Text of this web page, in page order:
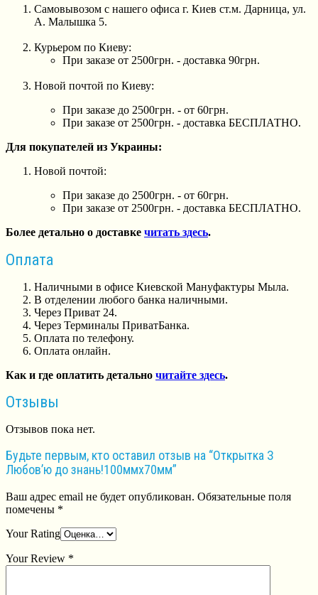
Самовывозом с нашего офиса г. Киев ст.м. Дарница, ул.
А. Малышка 5.
Курьером по Киеву:
При заказе от 2500грн. - доставка 90грн.
Новой почтой по Киеву:
При заказе до 2500грн. - от 60грн.
При заказе от 2500грн. - доставка БЕСПЛАТНО.
Для покупателей из Украины:
Новой почтой:
При заказе до 2500грн. - от 60грн.
При заказе от 2500грн. - доставка БЕСПЛАТНО.
Более детально о доставке читать здесь.
Оплата
Наличными в офисе Киевской Мануфактуры Мыла.
В отделении любого банка наличными.
Через Приват 24.
Через Терминалы ПриватБанка.
Оплата по телефону.
Оплата онлайн.
Как и где оплатить детально читайте здесь.
Отзывы
Отзывов пока нет.
Будьте первым, кто оставил отзыв на “Открытка З
Любов’ю до знань!100ммх70мм”
Ваш адрес email не будет опубликован. Обязательные поля
помечены *
Your Rating
Your Review *